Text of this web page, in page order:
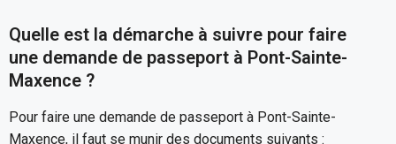
Quelle est la démarche à suivre pour faire
une demande de passeport à Pont-Sainte-
Maxence ?
Pour faire une demande de passeport à Pont-Sainte-
Maxence, il faut se munir des documents suivants :